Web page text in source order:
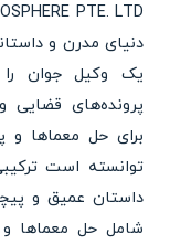
دنیای مدرن و
یک وکیل جوان
پرونده‌های قضایی
برای حل معماها و
توانسته است
شامل حل معماها